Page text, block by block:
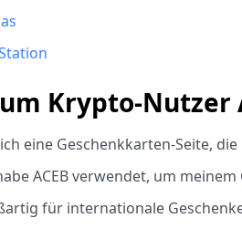
Krypto-Nutzer
eine Geschenkkarten-Seite,
ACEB verwendet, um
für internationale